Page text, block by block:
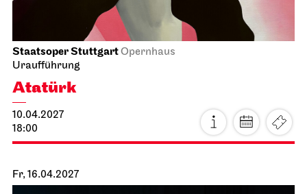
Staatsoper StuttgartOpernhaus
Uraufführung
Atatürk
10.04.2027
18:00
Fr, 16.04.2027